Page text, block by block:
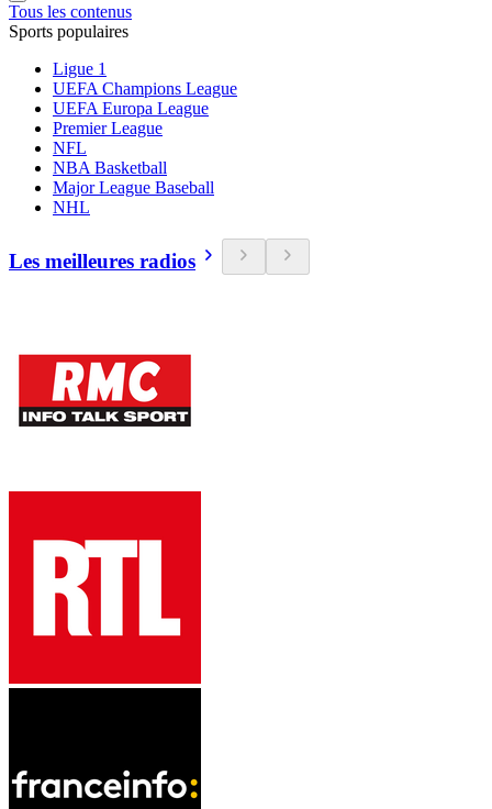
Tous les contenus
Sports populaires
Ligue 1
UEFA Champions League
UEFA Europa League
Premier League
NFL
NBA Basketball
Major League Baseball
NHL
Les meilleures radios